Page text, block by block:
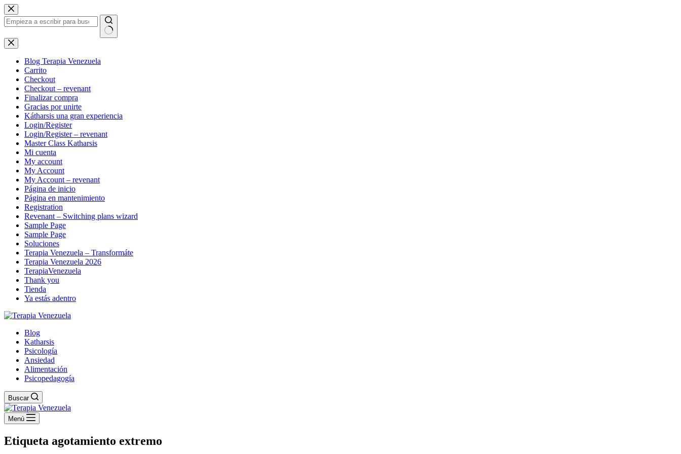
Saltar
al
contenido
Sin
resultados
Blog Terapia Venezuela
Carrito
Checkout
Checkout – revenant
Finalizar compra
Gracias por unirte
Kátharsis una gran experiencia
Login/Register
Login/Register – revenant
Master Class Katharsis
Mi cuenta
My account
My Account
My Account – revenant
Página de inicio
Página en mantenimiento
Registration
Revenant – Switching plans wizard
Sample Page
Sample Page
Soluciones
Terapia Venezuela – Transformáte
Terapia Venezuela 2026
TerapiaVenezuela
Thank you
Tienda
Ya estás adentro
Blog
Katharsis
Psicología
Ansiedad
Alimentación
Psicopedagogía
Buscar
Menú
Etiqueta agotamiento extremo